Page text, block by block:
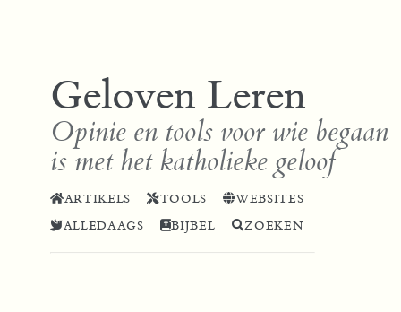
Geloven Leren
Opinie en tools voor wie begaan
is met het katholieke geloof
ARTIKELS TOOLS
WEBSITES
ALLEDAAGS
BIJBEL ZOEKEN